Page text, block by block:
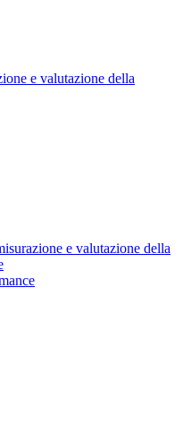
e valutazione della
e valutazione della